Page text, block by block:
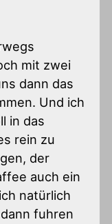
mit zwei
dann das
Und ich
in das
rein zu
der
auch ein
natürlich
fuhren